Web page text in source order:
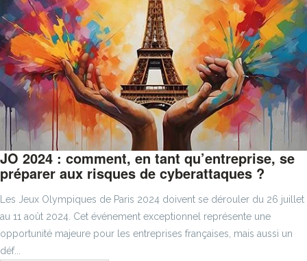
JO 2024 : comment, en tant qu’entreprise, se
préparer aux risques de cyberattaques ?
Les Jeux Olympiques de Paris 2024 doivent se dérouler du 26 juillet
au 11 août 2024. Cet événement exceptionnel représente une
opportunité majeure pour les entreprises françaises, mais aussi un
déf...